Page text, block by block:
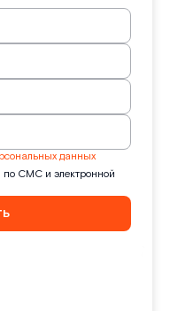
данных
по СМС и электронной